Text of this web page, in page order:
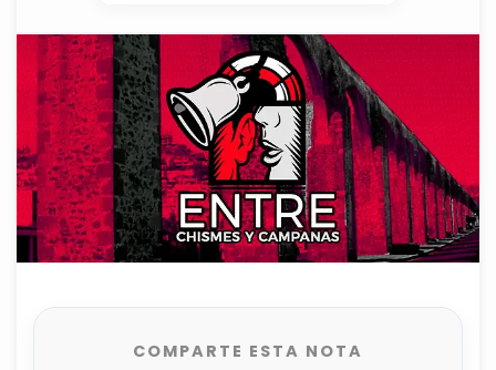
COMPARTE ESTA NOTA